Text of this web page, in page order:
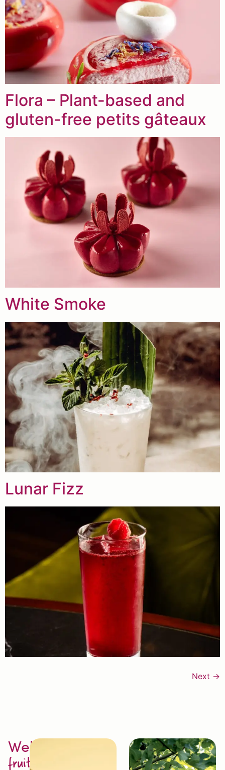
Flora – Plant-based and
gluten-free petits gâteaux
White Smoke
Lunar Fizz
Next →
Welcome to
fruit excellence